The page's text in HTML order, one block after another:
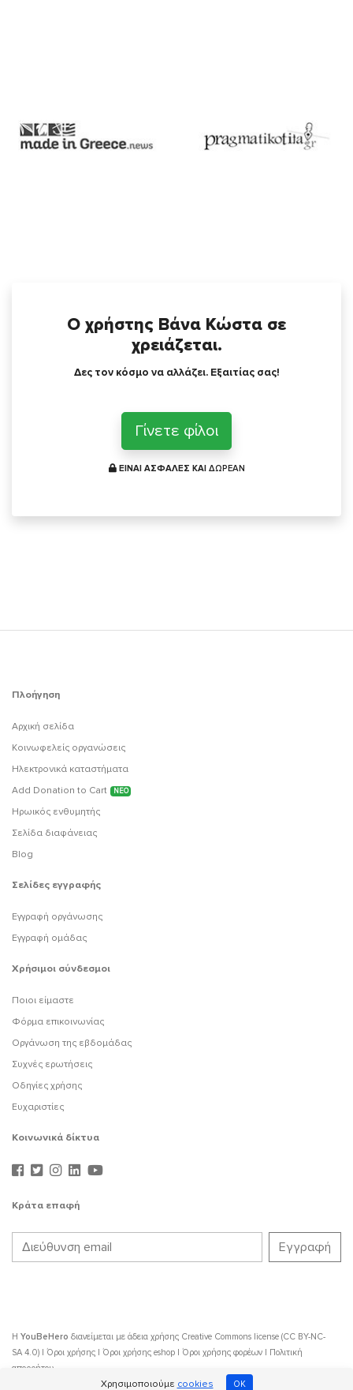
Χρησιμοποιούμε cookies OK
Ο χρήστης Βάνα Κώστα σε
χρειάζεται.
Δες τον κόσμο να αλλάζει. Εξαιτίας σας!
Γίνετε φίλοι
ΕΙΝΑΙ ΑΣΦΑΛΕΣ ΚΑΙ ΔΩΡΕΑΝ
Πλοήγηση
Αρχική σελίδα
Κοινωφελείς οργανώσεις
Ηλεκτρονικά καταστήματα
Add Donation to Cart
ΝΕΟ
Ηρωικός ενθυμητής
Σελίδα διαφάνειας
Blog
Σελίδες εγγραφής
Εγγραφή οργάνωσης
Εγγραφή ομάδας
Χρήσιμοι σύνδεσμοι
Ποιοι είμαστε
Φόρμα επικοινωνίας
Οργάνωση της εβδομάδας
Συχνές ερωτήσεις
Οδηγίες χρήσης
Ευχαριστίες
Κοινωνικά δίκτυα
Κράτα επαφή
Η YouBeHero διανείμεται με άδεια χρήσης Creative Commons license (CC BY-NC-
SA 4.0) | Όροι χρήσης | Όροι χρήσης eshop | Όροι χρήσης φορέων | Πολιτική
απορρήτου